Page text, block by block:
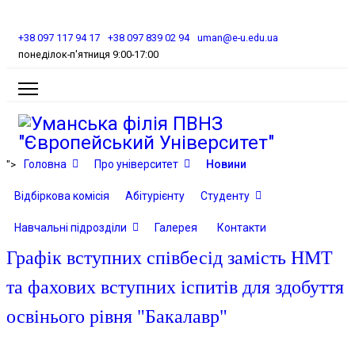
+38 097 117 94 17 +38 097 839 02 94
uman@e-u.edu.ua
понеділок-п'ятниця 9:00-17:00
"> Головна Про університет Новини
Відбіркова комісія Абітурієнту Студенту
Навчальні підрозділи Галерея Контакти
Графік вступних співбесід замість НМТ
та фахових вступних іспитів для здобуття
освінього рівня "Бакалавр"